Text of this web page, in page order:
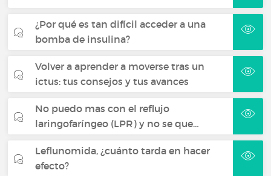
¿Por qué es tan difícil acceder a una
bomba de insulina?
Volver a aprender a moverse tras un
ictus: tus consejos y tus avances
No puedo mas con el reflujo
laringofaríngeo (LPR) y no se que…
Leflunomida, ¿cuánto tarda en hacer
efecto?